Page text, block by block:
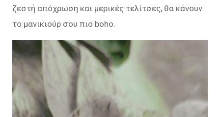
ζεστή απόχρωση και μερικές τελίτσες, θα κάνουν
το μανικιούρ σου πιο boho.